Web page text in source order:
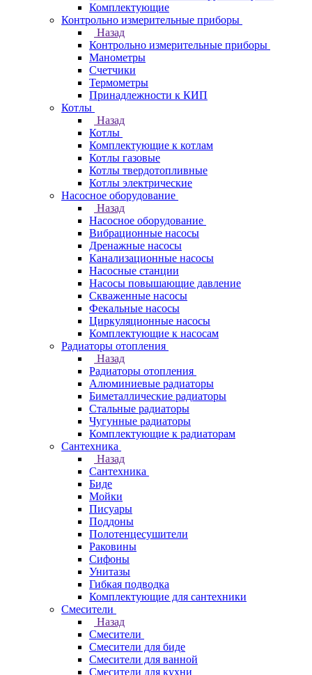
Комплектующие
Контрольно измерительные приборы
Назад
Контрольно измерительные приборы
Манометры
Счетчики
Термометры
Принадлежности к КИП
Котлы
Назад
Котлы
Комплектующие к котлам
Котлы газовые
Котлы твердотопливные
Котлы электрические
Насосное оборудование
Назад
Насосное оборудование
Вибрационные насосы
Дренажные насосы
Канализационные насосы
Насосные станции
Насосы повышающие давление
Скваженные насосы
Фекальные насосы
Циркуляционные насосы
Комплектующие к насосам
Радиаторы отопления
Назад
Радиаторы отопления
Алюминиевые радиаторы
Биметаллические радиаторы
Стальные радиаторы
Чугунные радиаторы
Комплектующие к радиаторам
Сантехника
Назад
Сантехника
Биде
Мойки
Писуары
Поддоны
Полотенцесушители
Раковины
Сифоны
Унитазы
Гибкая подводка
Комплектующие для сантехники
Смесители
Назад
Смесители
Смесители для биде
Смесители для ванной
Смесители для кухни